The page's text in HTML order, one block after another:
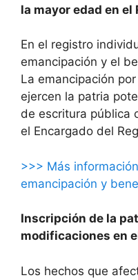
la mayor edad en el
En el registro
emancipación y el
La emancipación
ejercen la patria
de escritura pública
el Encargado del
>>> Más
emancipación y
Inscripción de la
modificaciones en
Los hechos que